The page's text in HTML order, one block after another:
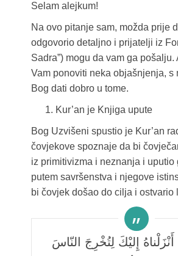
Selam alejkum!
Na ovo pitanje sam, možda prije
odgovorio detaljno i prijatelji iz
Sadra”) mogu da vam ga pošalju.
Vam ponoviti neka objašnjenja, s
Bog dati dobro u tome.
Kur’an je Knjiga upute
Bog Uzvišeni spustio je Kur’an
čovjekove spoznaje da bi
iz primitivizma i neznanja i uputio
putem savršenstva i njegove
bi čovjek došao do cilja i ostvario
أَنْزَلْناهُ إِلَيْكَ لِتُخْرِجَ النّاسَ